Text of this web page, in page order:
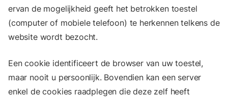
ervan de mogelijkheid geeft het betrokken toestel
(computer of mobiele telefoon) te herkennen telkens de
website wordt bezocht.
Een cookie identificeert de browser van uw toestel,
maar nooit u persoonlijk. Bovendien kan een server
enkel de cookies raadplegen die deze zelf heeft